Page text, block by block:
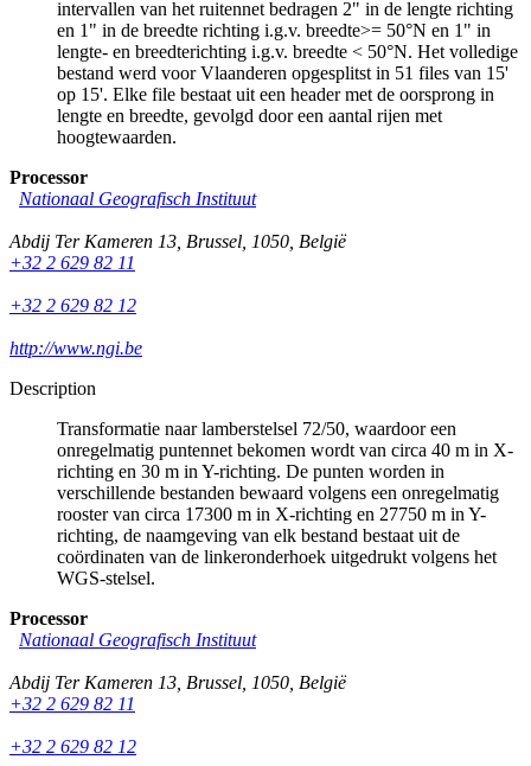
intervallen van het ruitennet bedragen 2" in de lengte richting
en 1" in de breedte richting i.g.v. breedte>= 50°N en 1" in
lengte- en breedterichting i.g.v. breedte < 50°N. Het volledige
bestand werd voor Vlaanderen opgesplitst in 51 files van 15'
op 15'. Elke file bestaat uit een header met de oorsprong in
lengte en breedte, gevolgd door een aantal rijen met
hoogtewaarden.
Processor
Nationaal Geografisch Instituut
Abdij Ter Kameren 13 Brussel 1050 België
+32 2 629 82 11
+32 2 629 82 12
http://www.ngi.be
Description
Transformatie naar lamberstelsel 72/50, waardoor een
onregelmatig puntennet bekomen wordt van circa 40 m in X-
richting en 30 m in Y-richting. De punten worden in
verschillende bestanden bewaard volgens een onregelmatig
rooster van circa 17300 m in X-richting en 27750 m in Y-
richting, de naamgeving van elk bestand bestaat uit de
coördinaten van de linkeronderhoek uitgedrukt volgens het
WGS-stelsel.
Processor
Nationaal Geografisch Instituut
Abdij Ter Kameren 13 Brussel 1050 België
+32 2 629 82 11
+32 2 629 82 12